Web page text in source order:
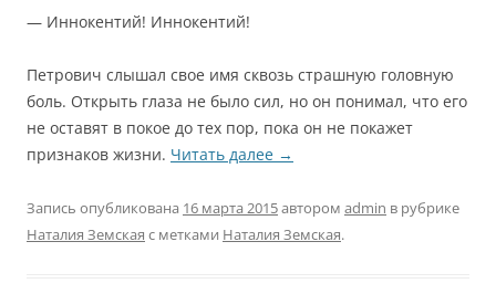
— Иннокентий! Иннокентий!
Петрович слышал свое имя сквозь страшную головную
боль. Открыть глаза не было сил, но он понимал, что его
не оставят в покое до тех пор, пока он не покажет
признаков жизни. Читать далее →
Запись опубликована 16 марта 2015автором admin в рубрике
Наталия Земская с метками Наталия Земская.